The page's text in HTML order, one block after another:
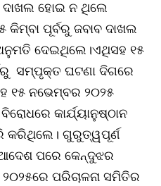
ଦାଖଲ ହୋଇ ନ ଥିଲେ
ପୂର୍ବରୁ ଜବାବ ଦାଖଲ
ଦେଇଥିଲେ।ଏଥିସହ ୧୫
ସମ୍ପୃକ୍ତ ଘଟଣା ଦିଗରେ
୧୫ ନଭେମ୍ବର ୨୦୨୫
କାର୍ଯ୍ୟାନୁଷ୍ଠାନ
କରିଥିଲେ। ଗୁରୁତ୍ୱପୂର୍ଣ
ପରେ କେନ୍ଦୁଝର
ପରିଚାଳନା ସମିତିର